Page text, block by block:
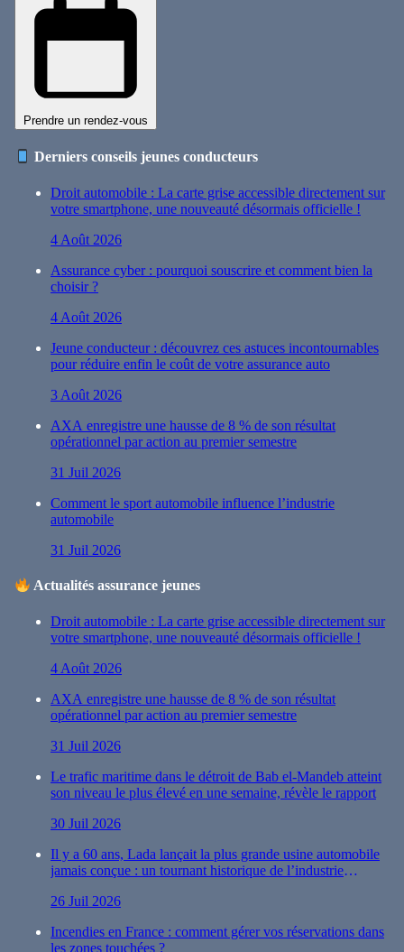
Prendre un rendez-vous
Derniers conseils jeunes conducteurs
Droit automobile : La carte grise accessible directement sur
votre smartphone, une nouveauté désormais officielle !
4 Août 2026
Assurance cyber : pourquoi souscrire et comment bien la
choisir ?
4 Août 2026
Jeune conducteur : découvrez ces astuces incontournables
pour réduire enfin le coût de votre assurance auto
3 Août 2026
AXA enregistre une hausse de 8 % de son résultat
opérationnel par action au premier semestre
31 Juil 2026
Comment le sport automobile influence l’industrie
automobile
31 Juil 2026
Actualités assurance jeunes
Droit automobile : La carte grise accessible directement sur
votre smartphone, une nouveauté désormais officielle !
4 Août 2026
AXA enregistre une hausse de 8 % de son résultat
opérationnel par action au premier semestre
31 Juil 2026
Le trafic maritime dans le détroit de Bab el-Mandeb atteint
son niveau le plus élevé en une semaine, révèle le rapport
30 Juil 2026
Il y a 60 ans, Lada lançait la plus grande usine automobile
jamais conçue : un tournant historique de l’industrie
26 Juil 2026
Incendies en France : comment gérer vos réservations dans
les zones touchées ?